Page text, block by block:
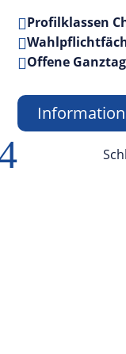
Profilklassen

Offene